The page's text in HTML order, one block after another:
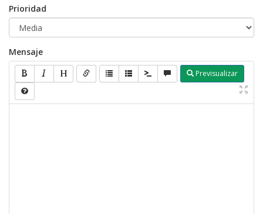
Prioridad
Mensaje
Previsualizar